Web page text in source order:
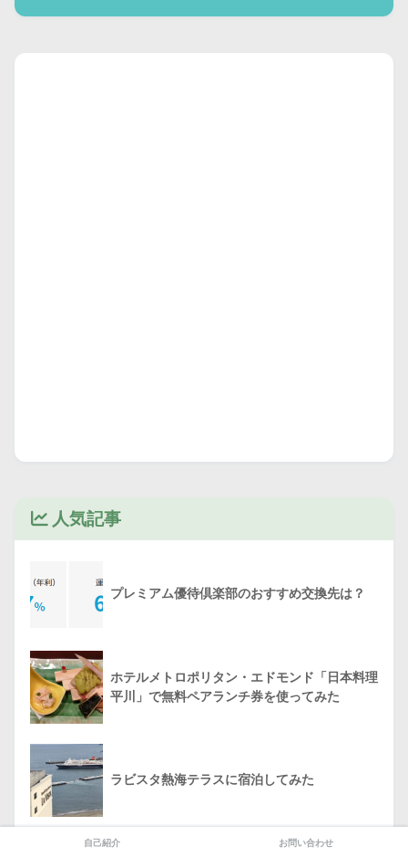
人気記事
プレミアム優待倶楽部のおすすめ交換先は？
ホテルメトロポリタン・エドモンド「日本料理
平川」で無料ペアランチ券を使ってみた
ラビスタ熱海テラスに宿泊してみた
自己紹介 お問い合わせ